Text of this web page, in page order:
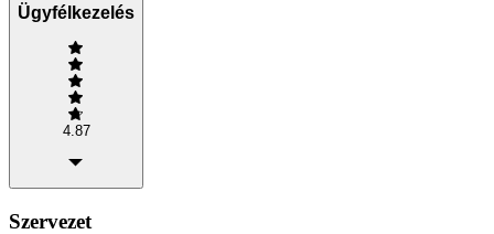
Ügyfélkezelés
4.87
Szervezet